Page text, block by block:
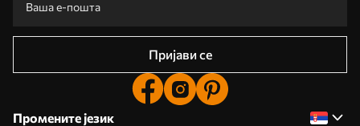
Пријави се
Промените језик